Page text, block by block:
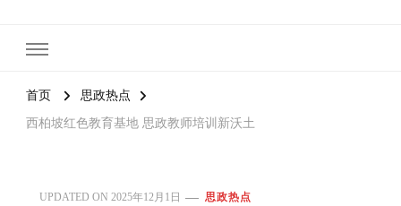
首页 思政热点
西柏坡红色教育基地 思政教师培训新沃土
UPDATED ON 2025年12月1日 思政热点